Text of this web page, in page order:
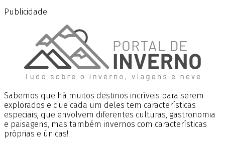
Publicidade
Sabemos que há muitos destinos incríveis para serem
explorados e que cada um deles tem características
especiais, que envolvem diferentes culturas, gastronomia
e paisagens, mas também invernos com características
próprias e únicas!